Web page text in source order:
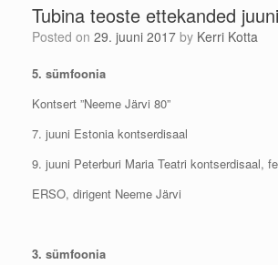
Tubina teoste ettekanded
Posted on 29. juuni 2017 by Kerri Kotta
5. sümfoonia
Kontsert ”Neeme Järvi 80”
7. juuni Estonia kontserdisaal
9. juuni Peterburi Maria Teatri kontserdisaal,
ERSO, dirigent Neeme Järvi
3. sümfoonia